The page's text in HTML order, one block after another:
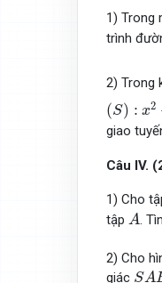
1) Trong
trình
2) Trong
(S) : x2
( S) +
giao
Câu IV.
1) Cho
tập A
A.
2) Cho
giác SA
SAB